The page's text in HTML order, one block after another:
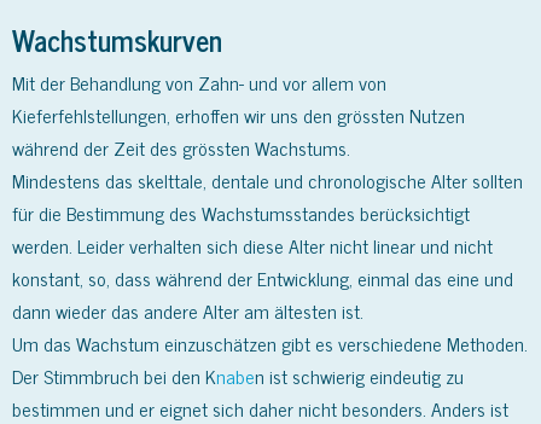
Wachstumskurven
Mit der Behandlung von Zahn- und vor allem von
Kieferfehlstellungen, erhoffen wir uns den grössten Nutzen
während der Zeit des grössten Wachstums.
Mindestens das skelttale, dentale und chronologische Alter sollten
für die Bestimmung des Wachstumsstandes berücksichtigt
werden. Leider verhalten sich diese Alter nicht linear und nicht
konstant, so, dass während der Entwicklung, einmal das eine und
dann wieder das andere Alter am ältesten ist.
Um das Wachstum einzuschätzen gibt es verschiedene Methoden.
Der Stimmbruch bei den Knaben ist schwierig eindeutig zu
bestimmen und er eignet sich daher nicht besonders. Anders ist